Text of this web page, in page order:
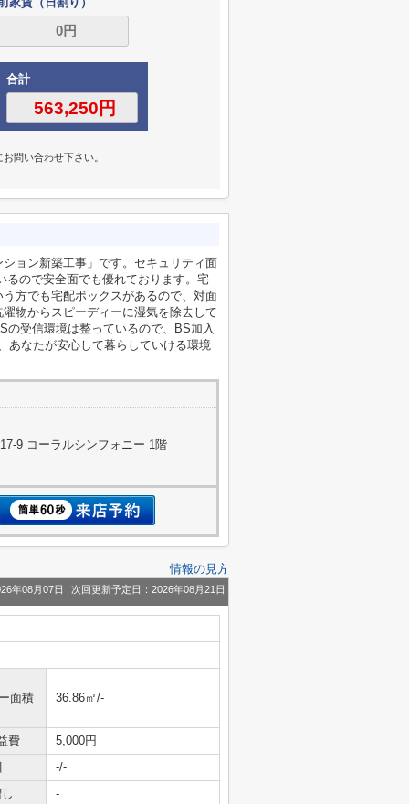
合計
問い合わせ下さい。
ョン新築工事」です。セキュリティ面
るので安全面でも優れております。宅
方でも宅配ボックスがあるので、対面
物からスピーディーに湿気を除去して
の受信環境は整っているので、BS加入
あなたが安心して暮らしていける環境
9 コーラルシンフォニー 1階
情報の見方
年08月07日 次回更新予定日：2026年08月21日
面積 36.86㎡/-
費
5,000円
-/-
-